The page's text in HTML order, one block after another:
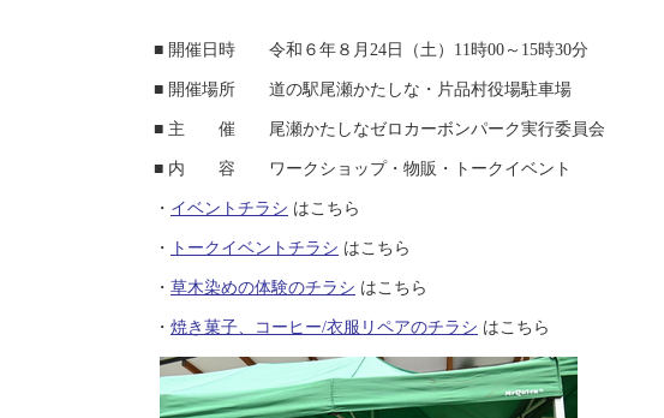
■ 開催日時 令和６年８月24日（土）11時00～15時30分
■ 開催場所 道の駅尾瀬かたしな・片品村役場駐車場
■ 主 催 尾瀬かたしなゼロカーボンパーク実行委員会
■ 内 容 ワークショップ・物販・トークイベント
・ イベントチラシ はこちら
・ トークイベントチラシ はこちら
・ 草木染めの体験のチラシ はこちら
・ 焼き菓子、コーヒー/衣服リペアのチラシ はこちら